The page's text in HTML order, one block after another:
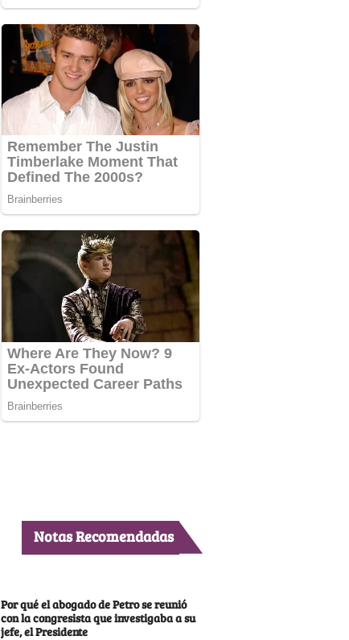
Notas Recomendadas
Por qué el abogado de Petro se reunió
con la congresista que investigaba a su
jefe, el Presidente